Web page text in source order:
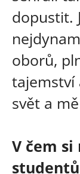
dopustit.
oborů,
tajemství
svět a
V čem